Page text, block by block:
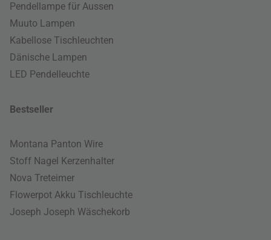
Pendellampe für Aussen
Muuto Lampen
Kabellose Tischleuchten
Dänische Lampen
LED Pendelleuchte
Bestseller
Montana Panton Wire
Stoff Nagel Kerzenhalter
Nova Treteimer
Flowerpot Akku Tischleuchte
Joseph Joseph Wäschekorb